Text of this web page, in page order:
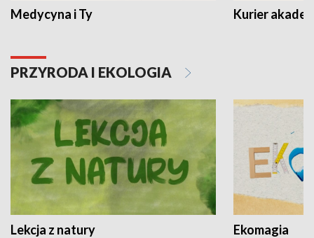
Medycyna i Ty Kurier
PRZYRODA I EKOLOGIA
Lekcja z natury Ekomagia